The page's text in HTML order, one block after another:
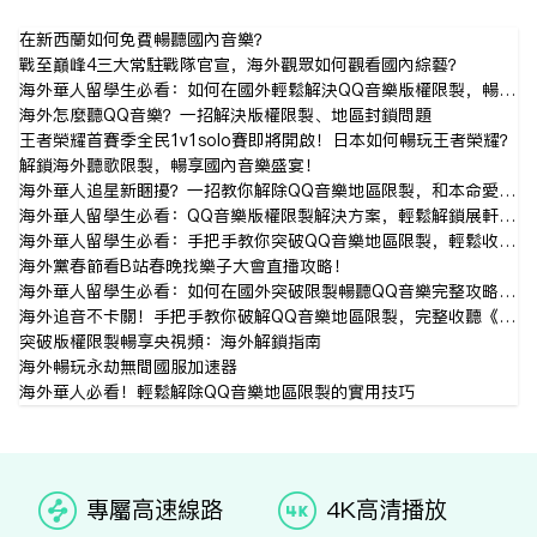
在新西兰如何免费畅听国内音乐？
戰至巔峰4三大常駐戰隊官宣，海外觀眾如何觀看國內綜藝？
海外華人留學生必看：如何在國外輕鬆解決QQ音樂版權限制，暢聽鬼吹燈有聲劇完整教程
海外怎麼聽QQ音樂？一招解決版權限制、地區封鎖問題
王者榮耀首賽季全民1v1solo賽即將開啟！日本如何暢玩王者榮耀？
解锁海外听歌限制，畅享国内音乐盛宴！
海外華人追星新困擾？一招教你解除QQ音樂地區限制，和本命愛豆零距離互動！
海外華人留學生必看：QQ音樂版權限制解決方案，輕鬆解鎖展軒生日音樂會直播
海外華人留學生必看：手把手教你突破QQ音樂地區限制，輕鬆收聽馬吟吟新歌《NEW ME》
海外党春节看B站春晚找乐子大会直播攻略！
海外華人留學生必看：如何在國外突破限制暢聽QQ音樂完整攻略指南
海外追音不卡關！手把手教你破解QQ音樂地區限制，完整收聽《聲鳴遠揚》全輯
突破版权限制畅享央视频：海外解锁指南
海外暢玩永劫無間國服加速器‌
海外華人必看！輕鬆解除QQ音樂地區限制的實用技巧
专属高速线路 4K高清播放